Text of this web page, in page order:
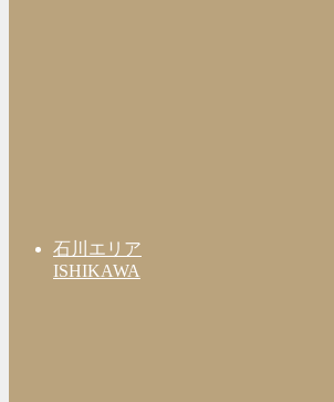
石川エリア
ISHIKAWA